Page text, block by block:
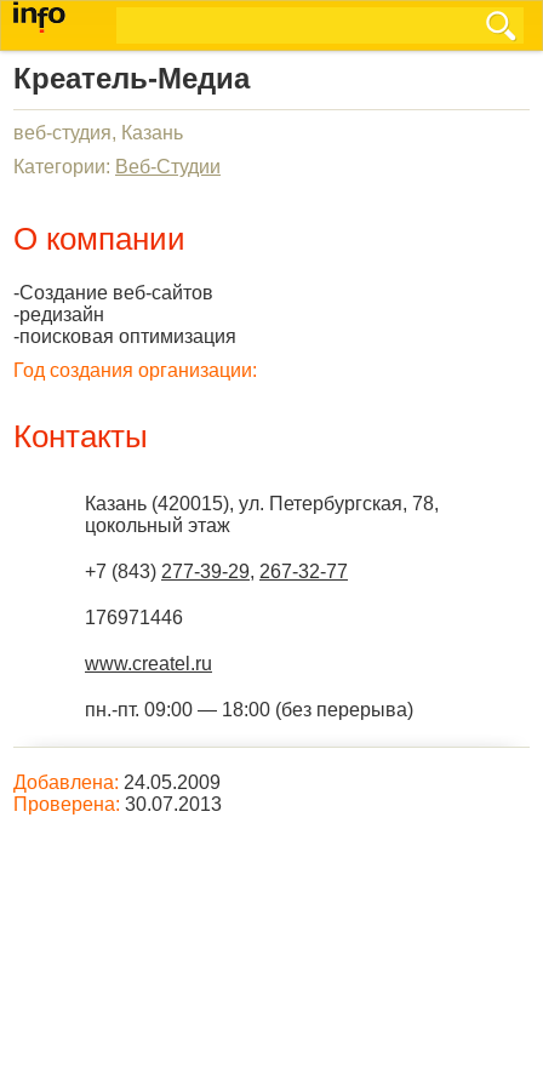
Креатель-Медиа
веб-студия, Казань
Категории: Веб-Студии
О компании
-Создание веб-сайтов
-редизайн
-поисковая оптимизация
Год создания организации:
Контакты
Казань (420015), ул. Петербургская, 78,
цокольный этаж
+7 (843) 277-39-29, 267-32-77
176971446
www.createl.ru
пн.-пт. 09:00 — 18:00 (без перерыва)
Добавлена: 24.05.2009
Проверена: 30.07.2013